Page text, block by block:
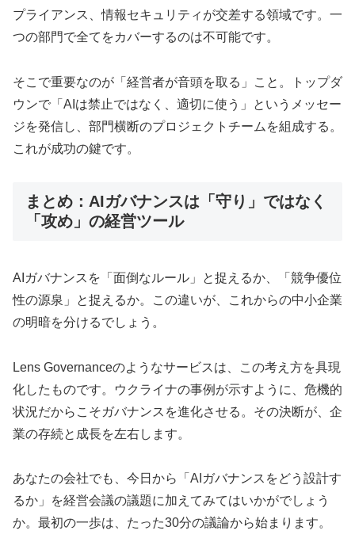
プライアンス、情報セキュリティが交差する領域です。一
つの部門で全てをカバーするのは不可能です。
そこで重要なのが「経営者が音頭を取る」こと。トップダ
ウンで「AIは禁止ではなく、適切に使う」というメッセー
ジを発信し、部門横断のプロジェクトチームを組成する。
これが成功の鍵です。
まとめ：AIガバナンスは「守り」ではなく
「攻め」の経営ツール
AIガバナンスを「面倒なルール」と捉えるか、「競争優位
性の源泉」と捉えるか。この違いが、これからの中小企業
の明暗を分けるでしょう。
Lens Governanceのようなサービスは、この考え方を具現
化したものです。ウクライナの事例が示すように、危機的
状況だからこそガバナンスを進化させる。その決断が、企
業の存続と成長を左右します。
あなたの会社でも、今日から「AIガバナンスをどう設計す
るか」を経営会議の議題に加えてみてはいかがでしょう
か。最初の一歩は、たった30分の議論から始まります。